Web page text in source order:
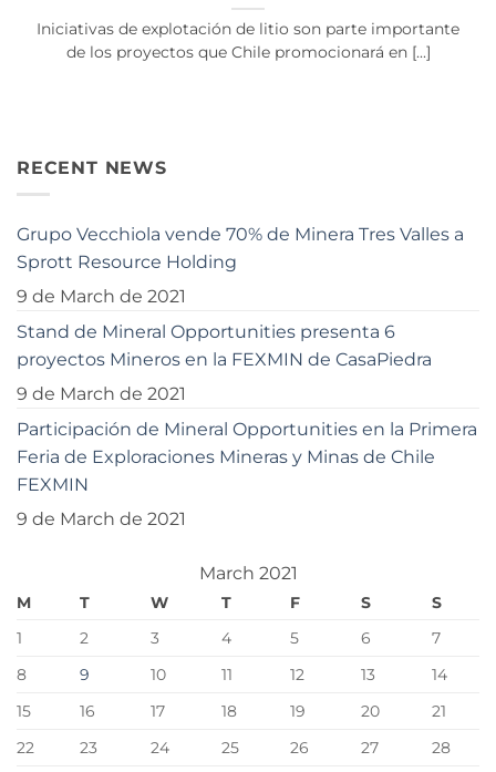
Iniciativas de explotación de litio son parte importante
de los proyectos que Chile promocionará en [...]
RECENT NEWS
Grupo Vecchiola vende 70% de Minera Tres Valles a
Sprott Resource Holding
9 de March de 2021
Stand de Mineral Opportunities presenta 6
proyectos Mineros en la FEXMIN de CasaPiedra
9 de March de 2021
Participación de Mineral Opportunities en la Primera
Feria de Exploraciones Mineras y Minas de Chile
FEXMIN
9 de March de 2021
March 2021
M T W T F S
S
1
2 3 4 5 6
7
8
9 10 11 12 13
14
15
16 17 18 19 20
21
22
23 24 25 26 27
28